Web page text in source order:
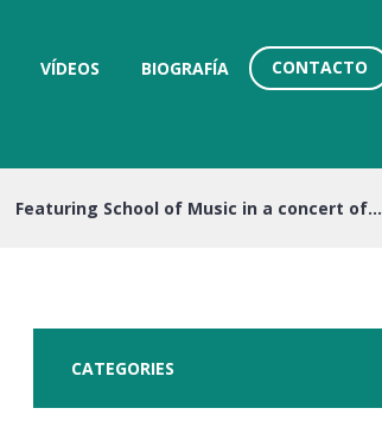
VÍDEOS BIOGRAFÍA CONTACTO
Featuring School of Music in a concert of...
CATEGORIES